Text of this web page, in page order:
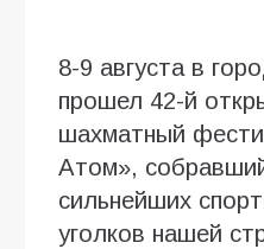
8-9 августа в
прошел 42-й
шахматный
Атом»,
сильнейших
уголков нашей